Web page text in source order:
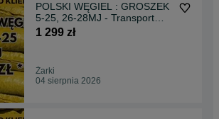
POLSKI WĘGIEL : GROSZEK
5-25, 26-28MJ - Transport
Gratis !
1 299 zł
Żarki
04 sierpnia 2026